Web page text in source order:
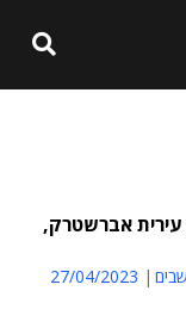
אברשטרק,
27/04/2023